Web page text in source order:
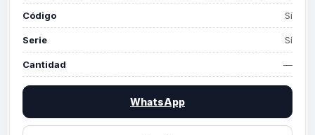
Código Sí
Serie Sí
Cantidad —
WhatsApp